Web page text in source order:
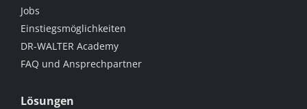
Jobs
Einstiegsmöglichkeiten
DR-WALTER Academy
FAQ und Ansprechpartner
Lösungen